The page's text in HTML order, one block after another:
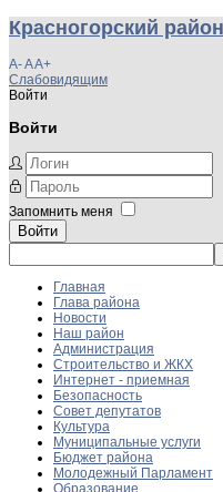
Красногорский район
A-AA+
Слабовидящим
Войти
Войти
Запомнить меня
Войти
Главная
Глава района
Новости
Наш район
Администрация
Строительство и ЖКХ
Интернет - приемная
Безопасность
Совет депутатов
Культура
Муниципальные услуги
Бюджет района
Молодежный Парламент
Образование